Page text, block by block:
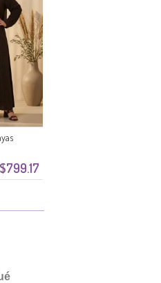
$799.17